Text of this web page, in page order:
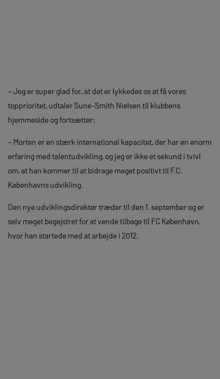
– Jeg er super glad for, at det er lykkedes os at få vores
topprioritet, udtaler Sune-Smith Nielsen til klubbens
hjemmeside og fortsætter:
– Morten er en stærk international kapacitet, der har en enorm
erfaring med talentudvikling, og jeg er ikke et sekund i tvivl
om, at han kommer til at bidrage meget positivt til F.C.
Københavns udvikling.
Den nye udviklingsdirektør træder til den 1. september og er
selv meget begejstret for at vende tilbage til FC København,
hvor han startede med at arbejde i 2012.